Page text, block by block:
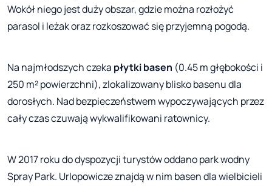
Wokół niego jest duży obszar, gdzie można rozłożyć
parasol i leżak oraz rozkoszować się przyjemną pogodą.
Na najmłodszych czeka płytki basen (0.45 m głębokości i
250 m² powierzchni), zlokalizowany blisko basenu dla
dorosłych. Nad bezpieczeństwem wypoczywających przez
cały czas czuwają wykwalifikowani ratownicy.
W 2017 roku do dyspozycji turystów oddano park wodny
Spray Park. Urlopowicze znajdą w nim basen dla wielbicieli